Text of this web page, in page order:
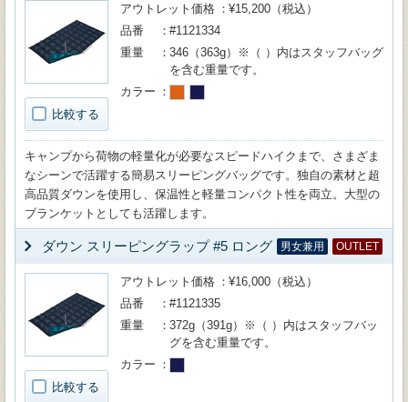
比較する
アウトレット価格
¥15,200（税込）
品番
#1121334
重量
346（363g）※（ ）内はスタッフバッグ
を含む重量です。
カラー
キャンプから荷物の軽量化が必要なスピードハイクまで、さまざま
なシーンで活躍する簡易スリーピングバッグです。独自の素材と超
高品質ダウンを使用し、保温性と軽量コンパクト性を両立。大型の
ブランケットとしても活躍します。
ダウン スリーピングラップ #5 ロング 男女兼用 OUTLET
比較する
アウトレット価格
¥16,000（税込）
品番
#1121335
重量
372g（391g）※（ ）内はスタッフバッ
グを含む重量です。
カラー